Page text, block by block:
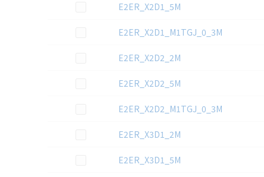
この資料を選択E2ER_X2D1_5M
この資料を選択E2ER_X2D1_M1TGJ_0_3M
この資料を選択E2ER_X2D2_2M
この資料を選択E2ER_X2D2_5M
この資料を選択E2ER_X2D2_M1TGJ_0_3M
この資料を選択E2ER_X3D1_2M
この資料を選択E2ER_X3D1_5M